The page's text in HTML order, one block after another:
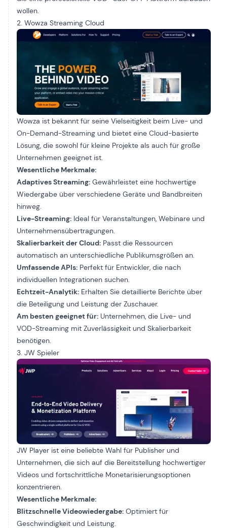
wollen.
2. Wowza Streaming Cloud
Wowza ist bekannt für seine Vielseitigkeit beim Live- und
On-Demand-Streaming und bietet eine Cloud-basierte
Lösung, die sowohl für kleine Projekte als auch für große
Unternehmen geeignet ist.
Wesentliche Merkmale:
Adaptives Streaming: Gewährleistet eine hochwertige
Wiedergabe über verschiedene Geräte und Bandbreiten
hinweg.
Live-Streaming: Ideal für Veranstaltungen, Webinare und
Unternehmensübertragungen.
Skalierbarkeit der Cloud: Passt die Ressourcen
automatisch an unterschiedliche Publikumsgrößen an.
Umfassende APIs: Perfekt für Entwickler, die nach
individuellen Integrationen suchen.
Echtzeit-Analytik: Erhalten Sie detaillierte Berichte über
die Beteiligung und Leistung der Zuschauer.
Am besten geeignet für: Unternehmen, die Live- und
VOD-Streaming mit Zuverlässigkeit und Skalierbarkeit
benötigen.
3. JW Spieler
JW Player ist eine beliebte Wahl für Publisher und
Unternehmen, die sich auf die Bereitstellung hochwertiger
Videos und fortschrittliche Monetarisierungsoptionen
konzentrieren.
Wesentliche Merkmale:
Blitzschnelle Videowiedergabe: Optimiert für
Geschwindigkeit und Leistung.